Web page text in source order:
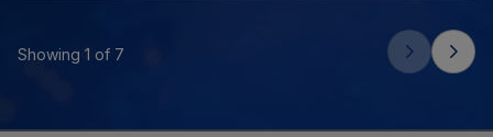
Showing 1 of 7